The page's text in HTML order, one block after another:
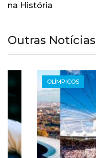
na História
Outras Notícias
OLÍMPICOS